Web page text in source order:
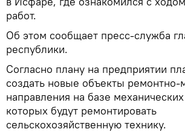
работ.
Об этом сообщает пресс-служба
республики.
Согласно плану на предприятии
создать новые объекты ремонтно-
направления на базе
которых будут ремонтировать
сельскохозяйственную технику.